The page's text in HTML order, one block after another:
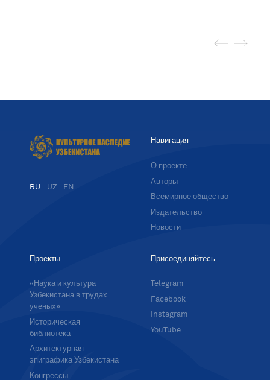
RU UZ EN
Навигация
О проекте
Авторы
Всемирное общество
Издательство
Новости
Проекты
«Наука и культура
Узбекистана в трудах
ученых»
Историческая
библиотека
Архитектурная
эпиграфика Узбекистана
Конгрессы
Присоединяйтесь
Telegram
Facebook
Instagram
YouTube